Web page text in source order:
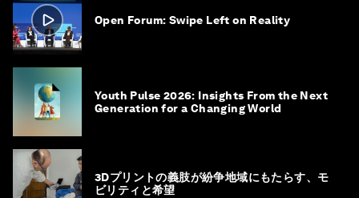
Open Forum: Swipe Left on Reality
Youth Pulse 2026: Insights From the Next
Generation for a Changing World
3Dプリントの義肢が紛争地域にもたらす、モ
ビリティと希望